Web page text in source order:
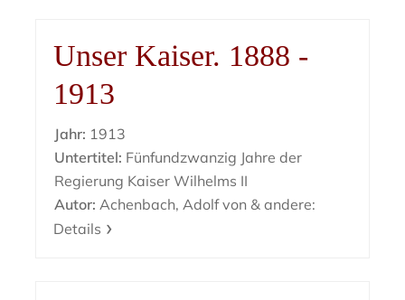
Unser Kaiser. 1888 -
1913
Jahr: 1913
Untertitel: Fünfundzwanzig Jahre der
Regierung Kaiser Wilhelms II
Autor: Achenbach, Adolf von & andere:
Details